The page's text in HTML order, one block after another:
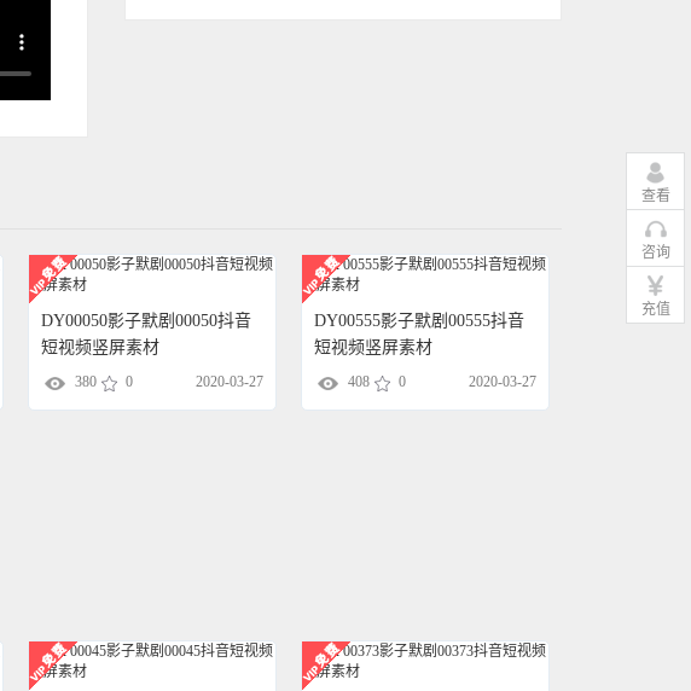
DY00050影子默剧00050抖音
短视频竖屏素材
380 0 2020-03-27
DY00555影子默剧00555抖音
短视频竖屏素材
408 0 2020-03-27
查看
咨询
充值